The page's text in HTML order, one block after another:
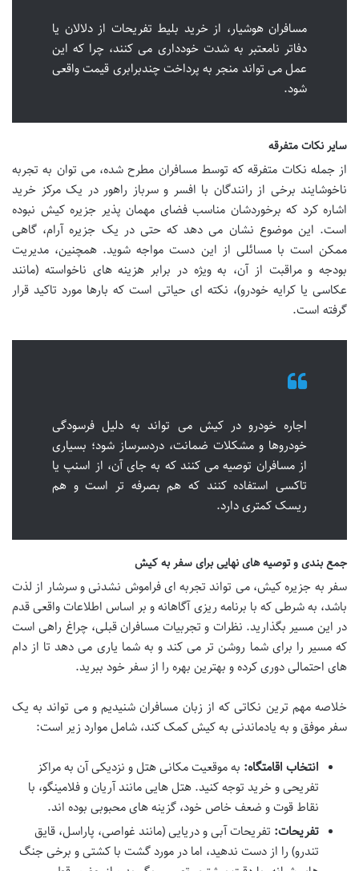
مسافران هوشیار، از خرید بلیط تفریحات از دلالان یا
دفاتر نامعتبر به شدت خودداری می کنند، چرا که این
عمل می تواند منجر به پرداخت چندبرابری قیمت واقعی
شود.
سایر نکات متفرقه
از جمله نکات متفرقه که توسط مسافران مطرح شده، می توان به تجربه
ناخوشایند برخی از رانندگان با افسر و سرباز راهور در یک مرکز خرید
اشاره کرد که برخوردشان مناسب فضای مهمان پذیر جزیره کیش نبوده
است. این موضوع نشان می دهد که حتی در یک جزیره آرام، گاهی
ممکن است با مسائلی از این دست مواجه شوید. همچنین، مدیریت
بودجه و مراقبت از آن، به ویژه در برابر هزینه های ناخواسته (مانند
عکاسی یا کرایه خودرو)، نکته ای حیاتی است که بارها مورد تاکید قرار
گرفته است.
اجاره خودرو در کیش می تواند به دلیل فرسودگی
خودروها و مشکلات ضمانت، دردسرساز شود؛ بسیاری
از مسافران توصیه می کنند که به جای آن، از اسنپ یا
تاکسی استفاده کنند که هم بصرفه تر است و هم
ریسک کمتری دارد.
جمع بندی و توصیه های نهایی برای سفر به کیش
سفر به جزیره کیش، می تواند تجربه ای فراموش نشدنی و سرشار از لذت
باشد، به شرطی که با برنامه ریزی آگاهانه و بر اساس اطلاعات واقعی قدم
در این مسیر بگذارید. نظرات و تجربیات مسافران قبلی، چراغ راهی است
که مسیر را برای شما روشن تر می کند و به شما یاری می دهد تا از دام
های احتمالی دوری کرده و بهترین بهره را از سفر خود ببرید.
خلاصه مهم ترین نکاتی که از زبان مسافران شنیدیم و می تواند به یک
سفر موفق و به یادماندنی به کیش کمک کند، شامل موارد زیر است:
انتخاب اقامتگاه: به موقعیت مکانی هتل و نزدیکی آن به مراکز
تفریحی و خرید توجه کنید. هتل هایی مانند آریان و فلامینگو، با
نقاط قوت و ضعف خاص خود، گزینه های محبوبی بوده اند.
تفریحات: تفریحات آبی و دریایی (مانند غواصی، پاراسل، قایق
تندرو) را از دست ندهید، اما در مورد گشت با کشتی و برخی جنگ